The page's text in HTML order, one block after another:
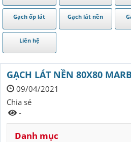
Gạch ốp lát Gạch lát nền
Liên hệ
GẠCH LÁT NỀN 80X80
09/04/2021
Chia sẻ
-
Danh mục